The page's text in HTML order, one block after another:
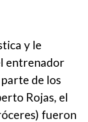
y le
entrenador
de los
Rojas, el
fueron